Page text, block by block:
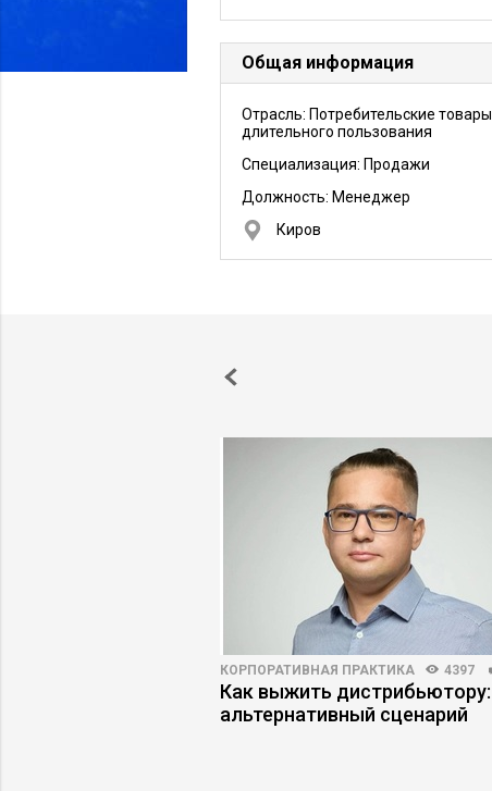
Общая информация
Отрасль: Потребительские товары
длительного пользования
Специализация: Продажи
Должность: Менеджер
Киров
КОРПОРАТИВНАЯ ПРАКТИКА 4397
Как выжить дистрибьютору:
альтернативный сценарий